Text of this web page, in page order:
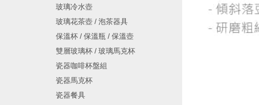
玻璃冷水壺
玻璃花茶壺 / 泡茶器具
保溫杯 / 保溫瓶 / 保溫壺
雙層玻璃杯 / 玻璃馬克杯
瓷器咖啡杯盤組
瓷器馬克杯
瓷器餐具